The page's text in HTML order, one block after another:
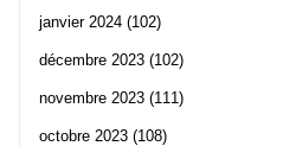
janvier 2024 (102)
décembre 2023 (102)
novembre 2023 (111)
octobre 2023 (108)